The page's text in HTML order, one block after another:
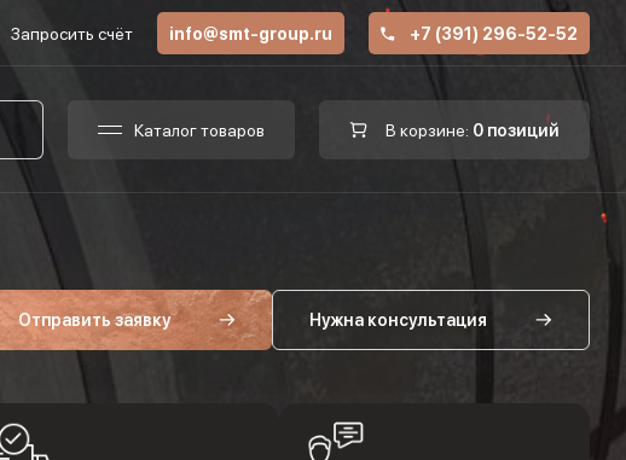
Запросить счёт info@smt-group.ru +7 (391) 296-52-52
Каталог товаров В корзине: 0 позиций
Отправить заявку Нужна консультация